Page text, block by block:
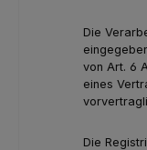
Die
von Art. 6
eines
Die